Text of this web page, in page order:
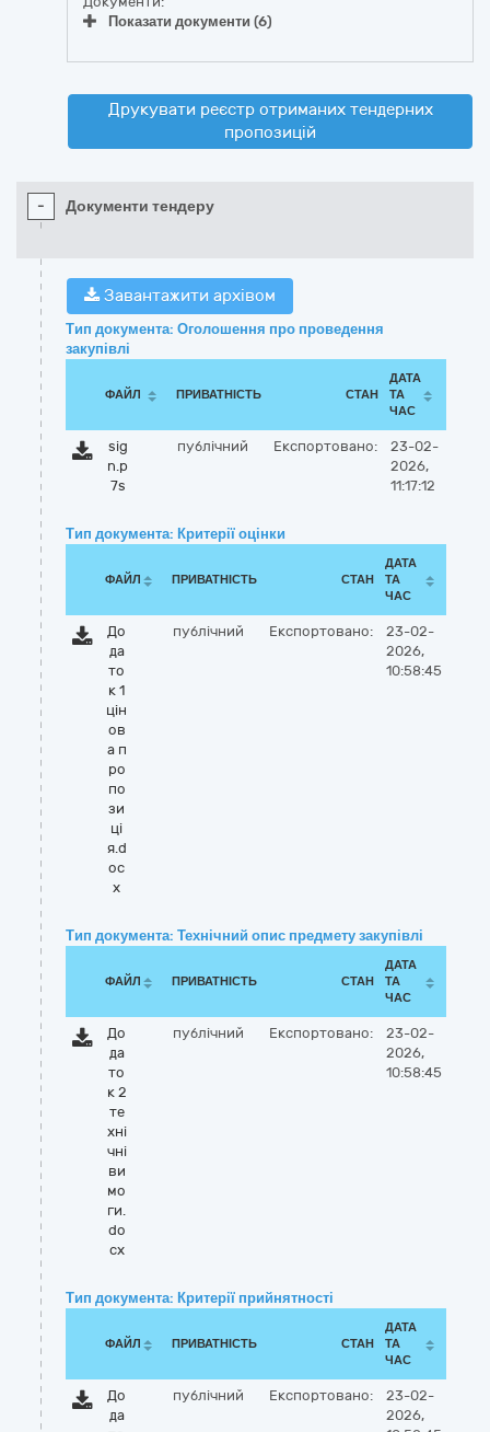
Показати документи (6)
Друкувати реєстр отриманих тендерних
пропозицій
- Документи тендеру
Завантажити архівом
Тип документа: Оголошення про проведення
закупівлі
ФАЙЛ ПРИВАТНІСТЬ СТАН
ДАТА
ТА
ЧАС
sig
n.p
7s
публічний Експортовано:
23-02-
2026,
11:17:12
Тип документа: Критерії оцінки
ФАЙЛ ПРИВАТНІСТЬ СТАН
ДАТА
ТА
ЧАС
До
да
то
к 1
цін
ов
а п
ро
по
зи
ці
я.d
oc
x
публічний Експортовано:
23-02-
2026,
10:58:45
Тип документа: Технічний опис предмету закупівлі
ФАЙЛ ПРИВАТНІСТЬ СТАН
ДАТА
ТА
ЧАС
До
да
то
к 2
те
хні
чні
ви
мо
ги.
do
cx
публічний Експортовано:
23-02-
2026,
10:58:45
Тип документа: Критерії прийнятності
ФАЙЛ ПРИВАТНІСТЬ СТАН
ДАТА
ТА
ЧАС
До
да
публічний Експортовано:
23-02-
2026,